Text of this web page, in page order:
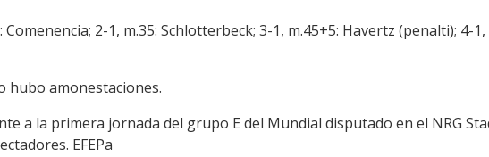
Comenencia; 2-1, m.35: Schlotterbeck; 3-1, m.45+5: Havertz (penalti); 4-
hubo amonestaciones.
a la primera jornada del grupo E del Mundial disputado en el NRG
EFEPa